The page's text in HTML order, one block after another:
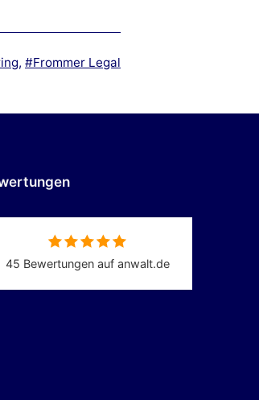
, Frommer Legal
45 Bewertungen auf anwalt.de